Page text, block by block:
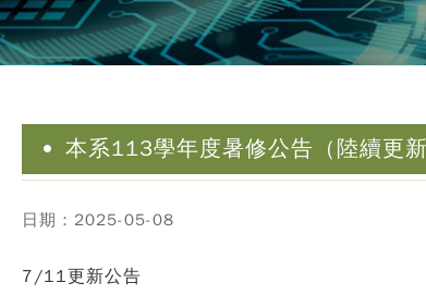
本系113學年度暑修公告（陸續更新
日期：2025-05-08
7/11更新公告